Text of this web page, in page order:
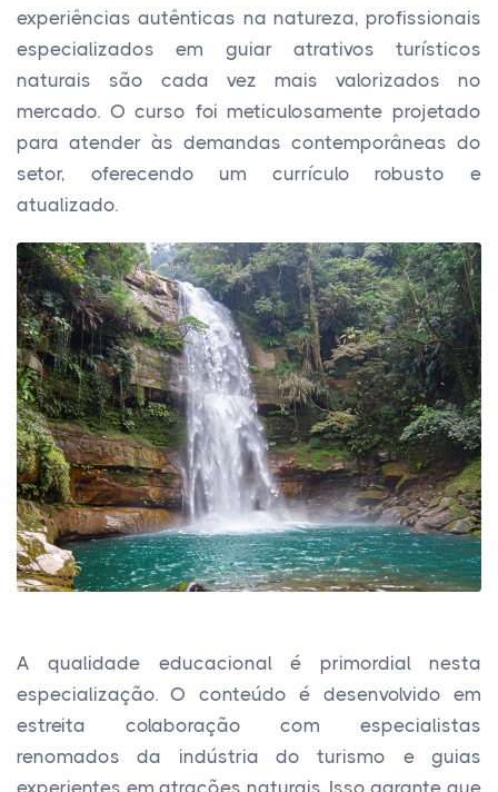
experiências autênticas na natureza, profissionais
especializados em guiar atrativos turísticos
naturais são cada vez mais valorizados no
mercado. O curso foi meticulosamente projetado
para atender às demandas contemporâneas do
setor, oferecendo um currículo robusto e
atualizado.
A qualidade educacional é primordial nesta
especialização. O conteúdo é desenvolvido em
estreita colaboração com especialistas
renomados da indústria do turismo e guias
experientes em atrações naturais. Isso garante que